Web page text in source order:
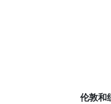
伦敦和